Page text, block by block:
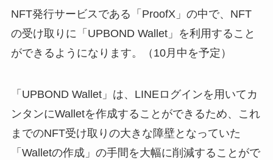
NFT発行サービスである「ProofX」の中で、NFT
の受け取りに「UPBOND Wallet」を利用すること
ができるようになります。（10月中を予定）
「UPBOND Wallet」は、LINEログインを用いてカ
ンタンにWalletを作成することができるため、これ
までのNFT受け取りの大きな障壁となっていた
「Walletの作成」の手間を大幅に削減することがで